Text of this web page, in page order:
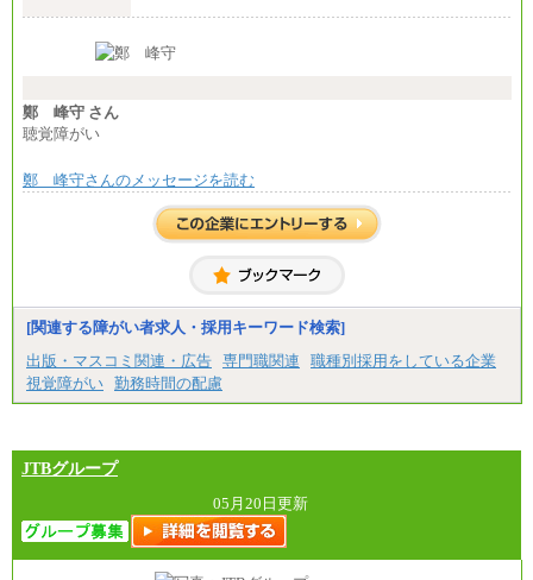
月給370,000円～
ます。
鄭 峰守 さん
聴覚障がい
鄭 峰守さんのメッセージを読む
[関連する障がい者求人・採用キーワード検索]
出版・マスコミ関連・広告 専門職関連
職種別採用をしている企業
視覚障がい 勤務時間の配慮
JTBグループ
05月20日更新